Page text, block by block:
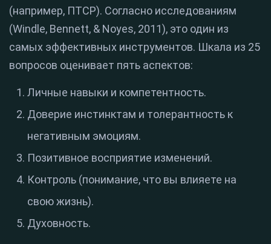
(например, ПТСР). Согласно исследованиям
(Windle, Bennett, & Noyes, 2011), это один из
самых эффективных инструментов. Шкала из 25
вопросов оценивает пять аспектов:
Личные навыки и компетентность.
Доверие инстинктам и толерантность к
негативным эмоциям.
Позитивное восприятие изменений.
Контроль (понимание, что вы влияете на
свою жизнь).
Духовность.